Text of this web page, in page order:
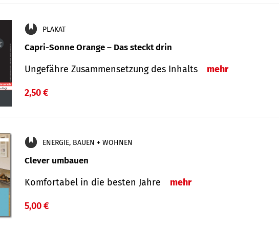
PLAKAT
Capri-Sonne Orange – Das steckt drin
Ungefähre Zu­sammen­setzung des Inhalts mehr
2,50 €
ENERGIE, BAUEN + WOHNEN
Clever umbauen
Komfortabel in die besten Jahre mehr
5,00 €